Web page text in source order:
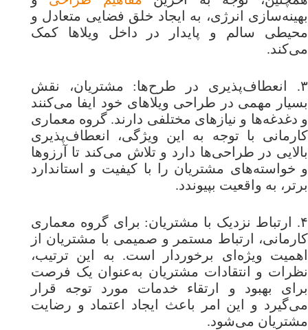
بهینه‌سازی انرژی، به ایجاد خلق فضایی متعادل و
محیطی سالم و پایدار در داخل ویلاها کمک
می‌کند.
۳. انعطاف‌پذیری در طرح‌ها: مشتریان، نقش
بسیار مهمی در طراحی ویلاهای خود ایفا می‌کنند
و دغدغه‌ها و نیازهای مختلفی دارند. گروه معماری
کارمانی با توجه به این ویژگی، انعطاف‌پذیری
بالایی در طراحی‌ها دارد و تلاش می‌کند تا آرزوها
و خواسته‌های مشتریان را با کیفیت و استاندارد
برتر، به واقعیت بپیوندد.
۴. ارتباط نزدیک با مشتریان: برای گروه معماری
کارمانی، ارتباط مستمر و صمیمی با مشتریان از
اهمیت ویژه‌ای برخوردار است. به این ترتیب،
نظرات و انتقادات مشتریان به‌عنوان یک فرصت
برای بهبود و ارتقاء خدمات مورد توجه قرار
می‌گیرد و این امر باعث ایجاد اعتماد و رضایت
مشتریان می‌شود.